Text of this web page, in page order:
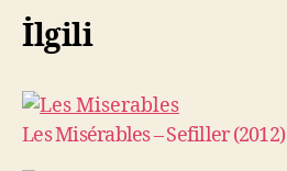
İlgili
Les Misérables – Sefiller (2012)